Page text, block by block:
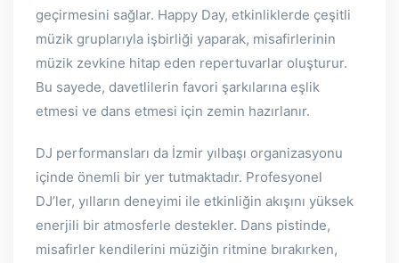
geçirmesini sağlar. Happy Day, etkinliklerde çeşitli
müzik gruplarıyla işbirliği yaparak, misafirlerinin
müzik zevkine hitap eden repertuvarlar oluşturur.
Bu sayede, davetlilerin favori şarkılarına eşlik
etmesi ve dans etmesi için zemin hazırlanır.
DJ performansları da İzmir yılbaşı organizasyonu
içinde önemli bir yer tutmaktadır. Profesyonel
DJ’ler, yılların deneyimi ile etkinliğin akışını yüksek
enerjili bir atmosferle destekler. Dans pistinde,
misafirler kendilerini müziğin ritmine bırakırken,